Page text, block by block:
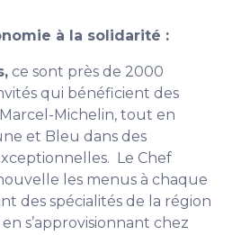
à la solidarité :
ce sont près de 2000
qui bénéficient des
Michelin, tout en
et Bleu dans des
Le Chef
les menus à chaque
des spécialités de la région
s’approvisionnant chez